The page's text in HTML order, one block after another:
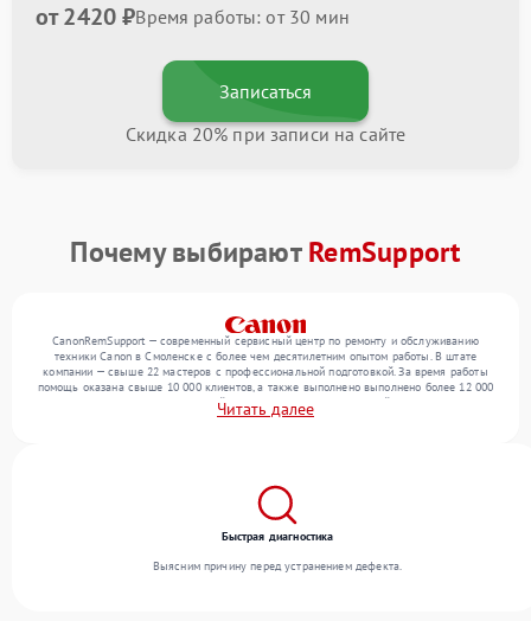
от 2420 ₽Время работы: от 30 мин
Записаться
Скидка 20% при записи на сайте
Почему выбираютRemSupport
CanonRemSupport — современный сервисный центр по ремонту и обслуживанию
техники Canon в Смоленске с более чем десятилетним опытом работы. В штате
компании — свыше 22 мастеров с профессиональной подготовкой. За время работы
помощь оказана свыше 10 000 клиентов, а также выполнено выполнено более 12 000
ремонтов. Ежемесячно в сервисный центр поступает от 300 устройств, включая , , . Мы
устраняем поломки любой сложности и поддерживаем высокий стандарт качества
Читать далее
Быстрая диагностика
Выясним причину перед устранением дефекта.